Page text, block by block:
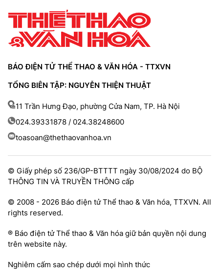
BÁO ĐIỆN TỬ THỂ THAO & VĂN HÓA - TTXVN
TỔNG BIÊN TẬP: NGUYỄN THIỆN THUẬT
11 Trần Hưng Đạo, phường Cửa Nam, TP. Hà Nội
024.39331878 / 024.38248600
toasoan@thethaovanhoa.vn
© Giấy phép số 236/GP-BTTTT ngày 30/08/2024 do BỘ
THÔNG TIN VÀ TRUYỀN THÔNG cấp
© 2008 - 2026 Báo điện tử Thể thao & Văn hóa, TTXVN. All
rights reserved.
® Báo điện tử Thể thao & Văn hóa giữ bản quyền nội dung
trên website này.
Nghiêm cấm sao chép dưới mọi hình thức